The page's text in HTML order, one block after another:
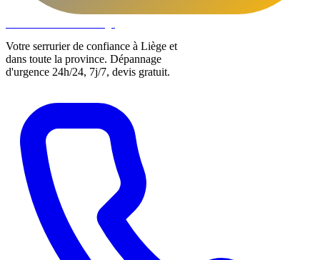
Votre serrurier de confiance à Liège et
dans toute la province. Dépannage
d'urgence 24h/24, 7j/7, devis gratuit.